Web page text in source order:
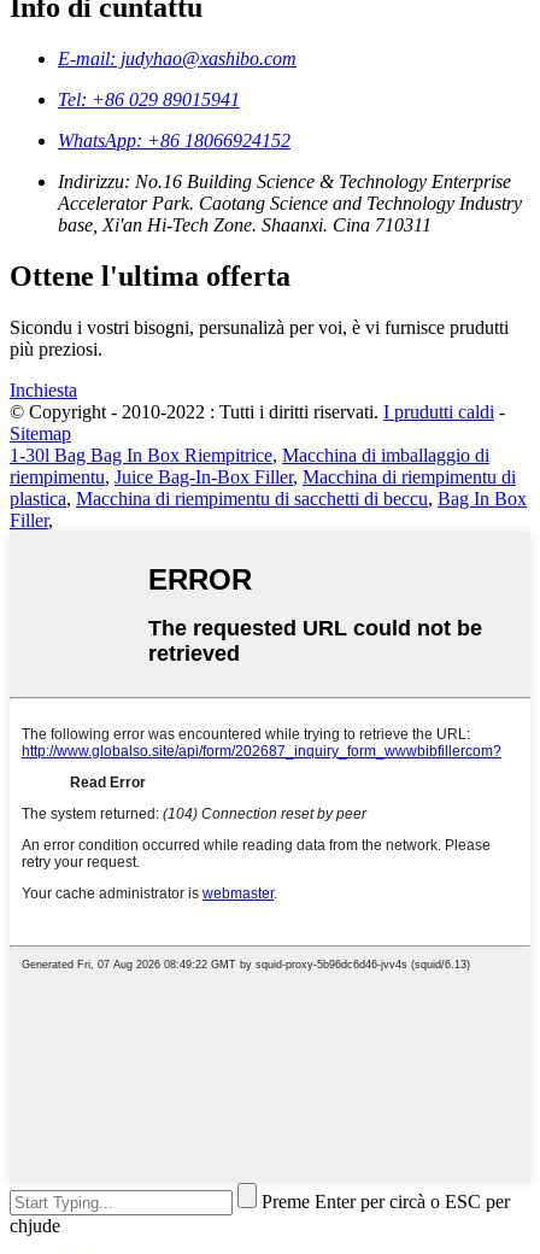
Info di cuntattu
E-mail: judyhao@xashibo.com
Tel: +86 029 89015941
WhatsApp: +86 18066924152
Indirizzu: No.16 Building Science & Technology Enterprise
Accelerator Park. Caotang Science and Technology Industry
base, Xi'an Hi-Tech Zone. Shaanxi. Cina 710311
Ottene l'ultima offerta
Sicondu i vostri bisogni, persunalizà per voi, è vi furnisce prudutti
più preziosi.
Inchiesta
© Copyright - 2010-2022 : Tutti i diritti riservati. I prudutti caldi -
Sitemap
1-30l Bag Bag In Box Riempitrice, Macchina di imballaggio di
riempimentu, Juice Bag-In-Box Filler, Macchina di riempimentu di
plastica, Macchina di riempimentu di sacchetti di beccu, Bag In Box
Filler,
Preme Enter per circà o ESC per
chjude